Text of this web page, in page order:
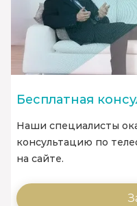
Бесплатная
Наши специалисты
консультацию по
на сайте.